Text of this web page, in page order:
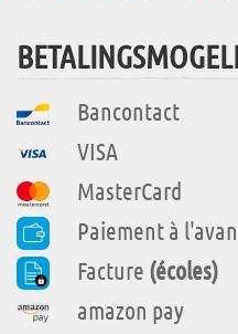
Bancontact
VISA
MasterCard
Paiement à
Facture (écoles)
amazon pay